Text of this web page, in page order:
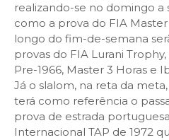
realizando-se no domingo a
como a prova do FIA
longo do fim-de-semana
provas do FIA Lurani
Pre-1966, Master 3 Horas e
Já o slalom, na reta da
terá como referência o
prova de estrada
Internacional TAP de 1972